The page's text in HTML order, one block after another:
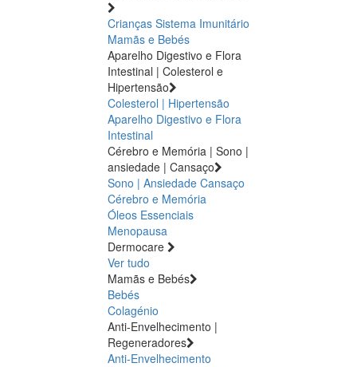
Crianças Sistema Imunitário
Mamãs e Bebés
Aparelho Digestivo e Flora
Intestinal | Colesterol e
Hipertensão
Colesterol | Hipertensão
Aparelho Digestivo e Flora
Intestinal
Cérebro e Memória | Sono |
ansiedade | Cansaço
Sono | Ansiedade Cansaço
Cérebro e Memória
Óleos Essenciais
Menopausa
Dermocare
Ver tudo
Mamãs e Bebés
Bebés
Colagénio
Anti-Envelhecimento |
Regeneradores
Anti-Envelhecimento